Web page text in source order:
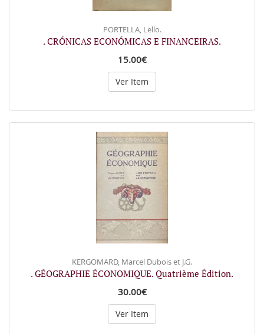
PORTELLA, Lello.
. CRÓNICAS ECONÓMICAS E FINANCEIRAS.
15.00€
Ver Item
KERGOMARD, Marcel Dubois et J.G.
. GÉOGRAPHIE ÉCONOMIQUE. Quatrième Édition.
30.00€
Ver Item